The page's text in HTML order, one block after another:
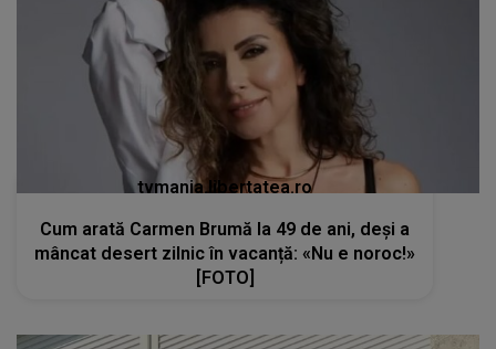
tvmania.libertatea.ro
Cum arată Carmen Brumă la 49 de ani, deși a
mâncat desert zilnic în vacanță: «Nu e noroc!»
[FOTO]